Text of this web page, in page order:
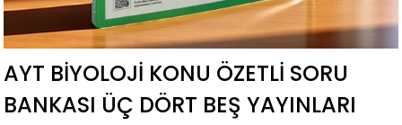
AYT BIYOLOJI KONU ÖZETLI SORU
BANKASI ÜÇ DÖRT BEŞ YAYINLARI